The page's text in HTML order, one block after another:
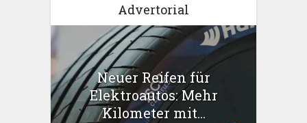
Advertorial
Neuer Reifen für
Elektroautos: Mehr
Kilometer mit...